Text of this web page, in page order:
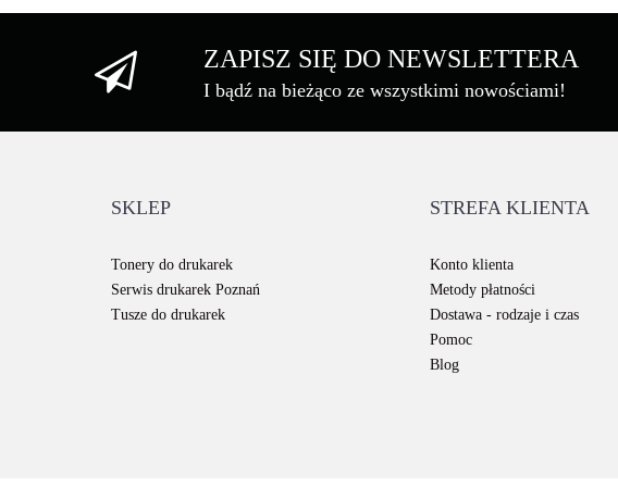
ZAPISZ SIĘ DO NEWSLETTERA
I bądź na bieżąco ze wszystkimi nowościami!
SKLEP
Tonery do drukarek
Serwis drukarek Poznań
Tusze do drukarek
STREFA KLIENTA
Konto klienta
Metody płatności
Dostawa - rodzaje i czas
Pomoc
Blog